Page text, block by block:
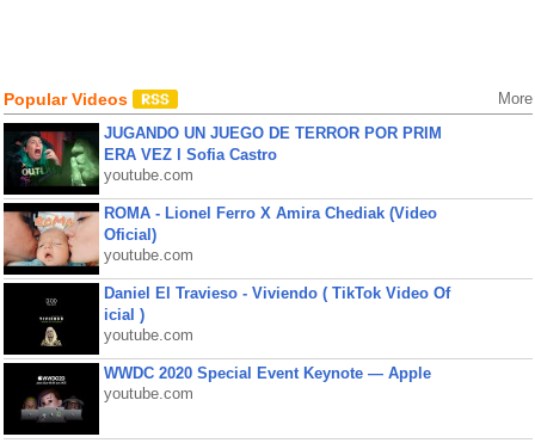
Popular Videos More
JUGANDO UN JUEGO DE TERROR POR PRIM
ERA VEZ l Sofia Castro
youtube.com
ROMA - Lionel Ferro X Amira Chediak (Video
Oficial)
youtube.com
Daniel El Travieso - Viviendo ( TikTok Video Of
icial )
youtube.com
WWDC 2020 Special Event Keynote — Apple
youtube.com